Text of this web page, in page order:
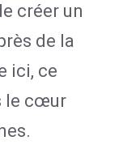
créer un
de la
ici, ce
le cœur